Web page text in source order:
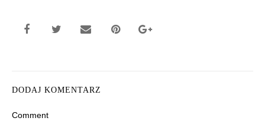
DODAJ KOMENTARZ
Comment